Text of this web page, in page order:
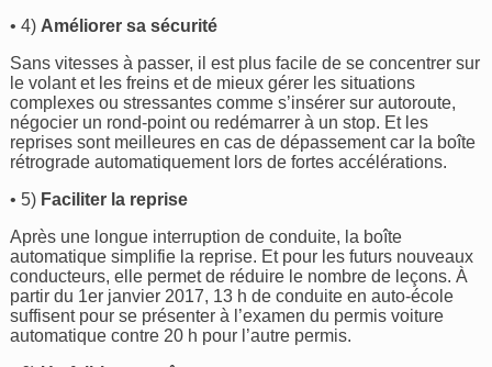
• 4) Améliorer sa sécurité
Sans vitesses à passer, il est plus facile de se concentrer sur
le volant et les freins et de mieux gérer les situations
complexes ou stressantes comme s’insérer sur autoroute,
négocier un rond-point ou redémarrer à un stop. Et les
reprises sont meilleures en cas de dépassement car la boîte
rétrograde automatiquement lors de fortes accélérations.
• 5) Faciliter la reprise
Après une longue interruption de conduite, la boîte
automatique simplifie la reprise. Et pour les futurs nouveaux
conducteurs, elle permet de réduire le nombre de leçons. À
partir du 1er janvier 2017, 13 h de conduite en auto-école
suffisent pour se présenter à l’examen du permis voiture
automatique contre 20 h pour l’autre permis.